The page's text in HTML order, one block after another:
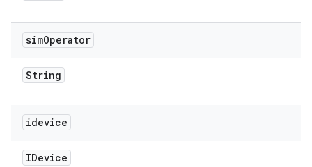
simOperator
String
idevice
IDevice